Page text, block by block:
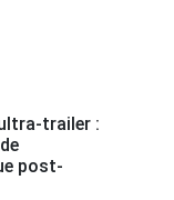
trailer :
post-